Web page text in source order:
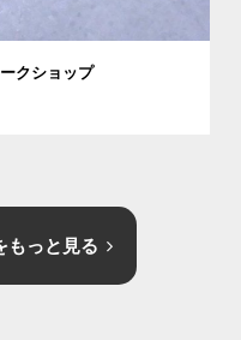
クショップ
もっと見る